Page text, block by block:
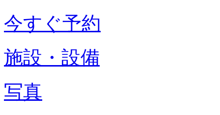
今すぐ予約
施設・設備
写真